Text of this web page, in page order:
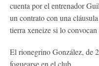
cuenta por el entrenador
un contrato con una
tierra xeneize si lo
El rionegrino González, de
foguearse en el club.